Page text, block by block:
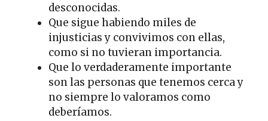
desconocidas.
Que sigue habiendo miles de
injusticias y convivimos con ellas,
como si no tuvieran importancia.
Que lo verdaderamente importante
son las personas que tenemos cerca y
no siempre lo valoramos como
deberíamos.